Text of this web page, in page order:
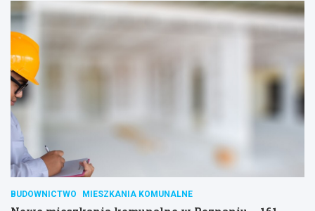
BUDOWNICTWO MIESZKANIA KOMUNALNE